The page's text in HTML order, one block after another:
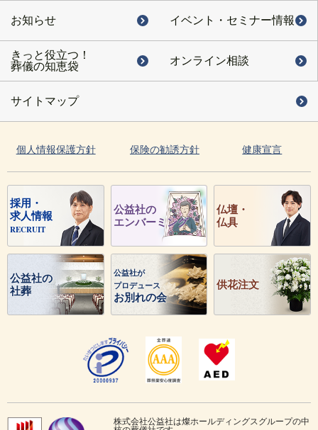
お知らせ イベント・ セミナー情報
きっと役立つ！
葬儀の知恵袋
オンライン相談
サイトマップ
個人情報保護方針 保険の勧誘方針 健康宣言
採用・
求人情報
RECRUIT
公益社の
エンバーミング
仏壇・
仏具
公益社の
社葬
公益社が
プロデュース
お別れの会
供花注文
株式会社公益社は燦ホールディングスグループの中